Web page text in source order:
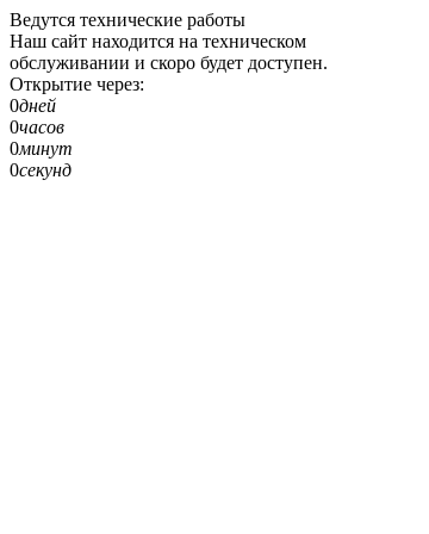
Ведутся технические работы
Наш сайт находится на техническом
обслуживании и скоро будет доступен.
Открытие через:
0дней
0часов
0минут
0секунд